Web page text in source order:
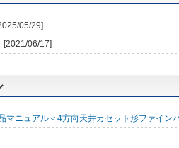
05/29]
[2021/06/17]
マニュアル＜4方向天井カセット形ファイン